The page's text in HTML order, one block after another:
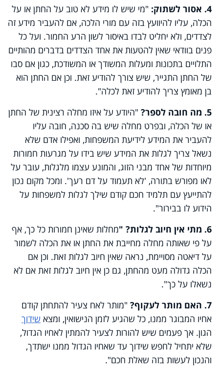
4. אסור לשתוק:
"מי שיש לו מידע לא טוב על החתן או על
הכלה, עליו להיוועץ בזה עם מורי הלכה, אם להעביר מידע זה
לצדדים, ולא יחליט לבדו באיסור לשון הרע החמור. ועל כל
פנים בוודאי שאין להטעות את אחד הצדדים בדברים מהותיים
התלויים בתכונות ומעלות המשודך או המשודכת, כגון אם סבו
של החתן התגייר, שיש צורך להודיע זאת. וכן אם החתן הוא
בן מאומץ צריך להודיע זאת לכלה".
5. מה חובה לספר?
"היודע על איזו מחלה רצינית של החתן
או של הכלה, ובפרט מחלה שיש בה סכנה, חובה עליו
להעביר את המידע לידיעת המשפחות, ואפילו אדם שלא
נשאל צריך לגלות את המידע שיש בידו על מגרעות חמורות
מיוחדות של אחד מבני הזוג, והמונע עצמו מלגלות, עובר על
לאו מפורש בתורה, 'לא תעמוד על דם רעך'. ומכל מקום נכון
להתייעץ עם תלמיד חכם קודם שילך לגלות למשפחות על
הידוע לו בבירור".
6. מתי אין חיוב לגלות? "
מחלות שאינן חמורות כל כך, אף
על פי שאותה מחלה מחייבת את החתן או את הכלה לשמור
על דיאטה מסויימת, נראה שאין חיוב לגלות זאת. וכן אם
הכלה גדולה מעט מהחתן, גם כן אין חיוב לגלות זאת אם לא
נשאלו על כך".
7. האם מותר לעקוף?
"מותר לאח צעיר להתחתן קודם
אחיו המבוגר ממנו, כל שהגיע לזמן הנישואין, ומצא שידוך
הגון. אך פעמים שיש להורות לצעיר להמתין לאחיו הגדול,
שלא יתחיל לחפש שידוך עד שאחיו הגדול ממנו ישתדך,
והנכון לעשות בזה שאלת חכם".